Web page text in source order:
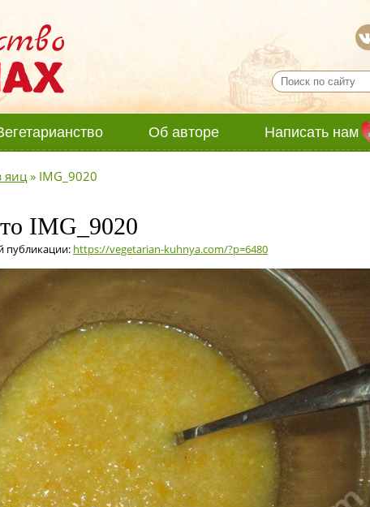
Об авторе Написать нам
яиц» IMG_9020
IMG_9020
публикации: https://vegetarian-kuhnya.com/?p=6480